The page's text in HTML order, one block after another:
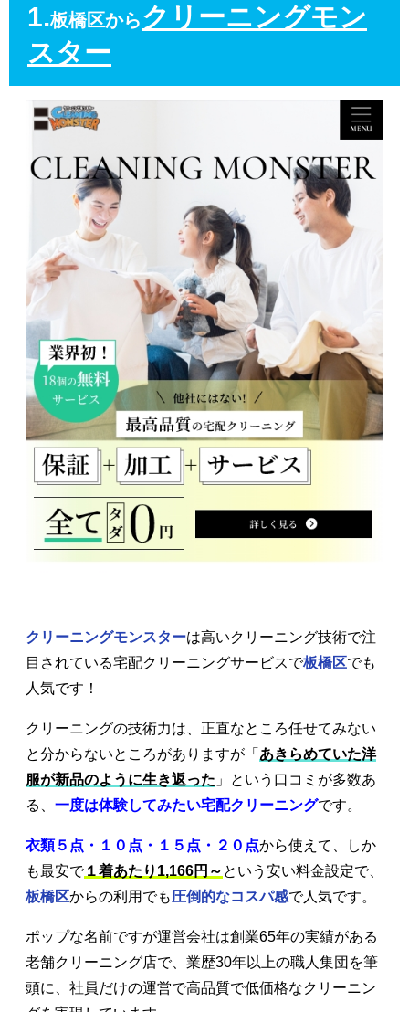
1.板橋区からクリーニングモン
スター
クリーニングモンスターは高いクリーニング技術で注
目されている宅配クリーニングサービスで板橋区でも
人気です！
クリーニングの技術力は、正直なところ任せてみない
と分からないところがありますが「 あきらめていた洋
服が新品のように生き返った 」という口コミが多数あ
る、 一度は体験してみたい宅配クリーニングです。
衣類５点・１０点・１５点・２０点から使えて、しか
も最安で１着あたり1,166円～ という安い料金設定で、
板橋区からの利用でも圧倒的なコスパ感で人気です。
ポップな名前ですが運営会社は創業65年の実績がある
老舗クリーニング店で、業歴30年以上の職人集団を筆
頭に、社員だけの運営で高品質で低価格なクリーニン